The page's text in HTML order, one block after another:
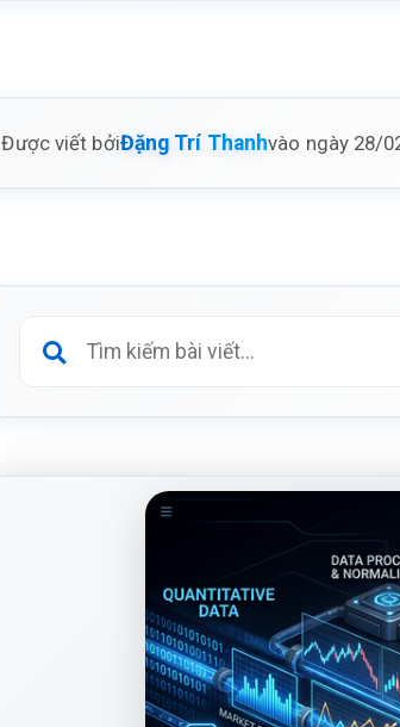
Được viết bởiĐặng Trí Thanhvào ngày 28/